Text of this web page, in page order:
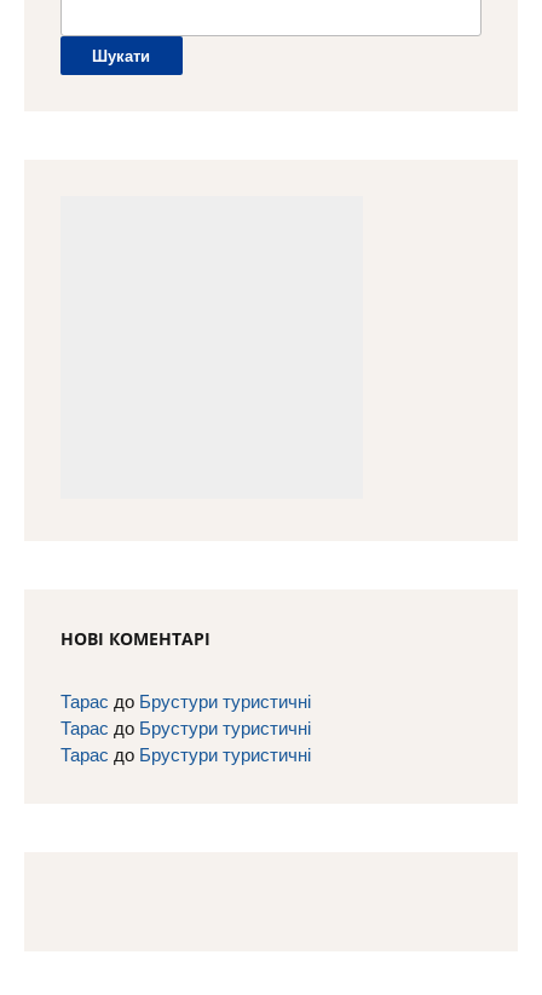
НОВІ КОМЕНТАРІ
Тарас до Брустури туристичні
Тарас до Брустури туристичні
Тарас до Брустури туристичні